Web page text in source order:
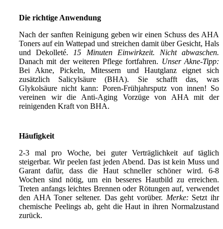
Die richtige Anwendung
Nach der sanften Reinigung geben wir einen Schuss des AHA
Toners auf ein Wattepad und streichen damit über Gesicht, Hals
und Dekolleté. 15 Minuten Einwirkzeit. Nicht abwaschen.
Danach mit der weiteren Pflege fortfahren. Unser Akne-Tipp:
Bei Akne, Pickeln, Mitessern und Hautglanz eignet sich
zusätzlich Salicylsäure (BHA). Sie schafft das, was
Glykolsäure nicht kann: Poren-Frühjahrsputz von innen! So
vereinen wir die Anti-Aging Vorzüge von AHA mit der
reinigenden Kraft von BHA.
Häufigkeit
2-3 mal pro Woche, bei guter Verträglichkeit auf täglich
steigerbar. Wir peelen fast jeden Abend. Das ist kein Muss und
Garant dafür, dass die Haut schneller schöner wird. 6-8
Wochen sind nötig, um ein besseres Hautbild zu erreichen.
Treten anfangs leichtes Brennen oder Rötungen auf, verwendet
den AHA Toner seltener. Das geht vorüber. Merke: Setzt ihr
chemische Peelings ab, geht die Haut in ihren Normalzustand
zurück.